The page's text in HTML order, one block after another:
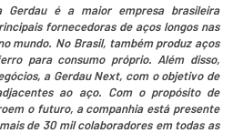
Gerdau é a maior empresa brasileira
fornecedoras de aços longos nas
mundo. No Brasil, também produz aços
para consumo próprio. Além disso,
a Gerdau Next, com o objetivo de
ao aço. Com o propósito de
o futuro, a companhia está presente
de 30 mil colaboradores em todas as